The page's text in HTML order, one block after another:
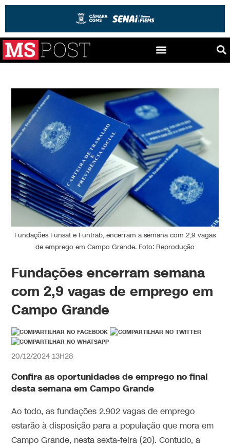
Fundações Funsat e Funtrab, encerram a semana com 2,9 vagas
de emprego em Campo Grande. Foto: Reprodução
Fundações encerram semana
com 2,9 vagas de emprego em
Campo Grande
20/12/2024 13H28
Confira as oportunidades de emprego no final
desta semana em Campo Grande
Ao todo, as fundações 2.902 vagas de emprego
estarão à disposição para a população que mora em
Campo Grande, nesta sexta-feira (20). Contudo, a